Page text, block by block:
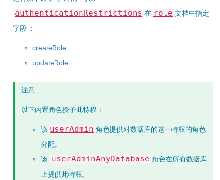
authenticationRestrictions 在 role 文档中指定
字段 ：
createRole
updateRole
注意
以下内置角色授予此特权：
该 userAdmin 角色提供对数据库的这一特权的角色
分配。
该 userAdminAnyDatabase 角色在所有数据库
上提供此特权。